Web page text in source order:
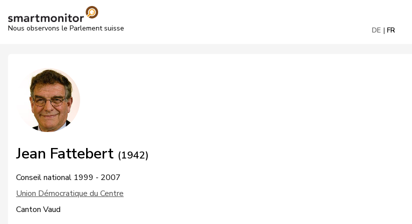
Nous observons le Parlement suisse DE FR
Jean Fattebert (1942)
Conseil national 1999 - 2007
Union Démocratique du Centre
Canton Vaud